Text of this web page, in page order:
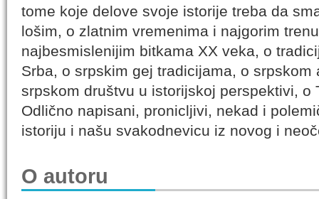
tome koje delove svoje istorije treba da
lošim, o zlatnim vremenima i najgorim
najbesmislenijim bitkama XX veka, o
Srba, o srpskim gej tradicijama, o
srpskom društvu u istorijskoj perspektivi, o
Odlično napisani, pronicljivi, nekad i
istoriju i našu svakodnevicu iz novog i
O autoru